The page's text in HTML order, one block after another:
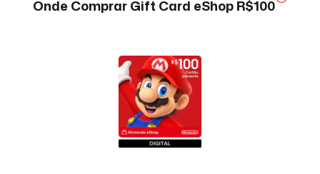
Onde ComprarGift Card eShop R$100